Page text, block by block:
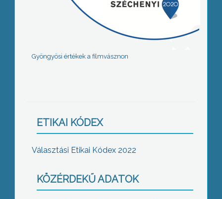
Gyöngyösi értékek a filmvásznon
ETIKAI KÓDEX
Választási Etikai Kódex 2022
KÖZÉRDEKŰ ADATOK